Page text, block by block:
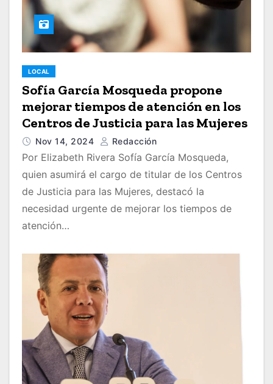
LOCAL
Sofía García Mosqueda propone
mejorar tiempos de atención en los
Centros de Justicia para las Mujeres
Nov 14, 2024 Redacción
Por Elizabeth Rivera Sofía García Mosqueda,
quien asumirá el cargo de titular de los Centros
de Justicia para las Mujeres, destacó la
necesidad urgente de mejorar los tiempos de
atención…